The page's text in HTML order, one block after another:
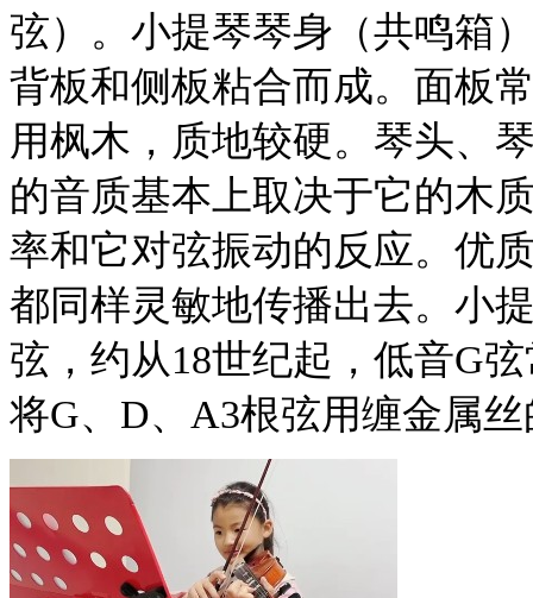
弦）。小提琴琴身（共鸣箱
背板和侧板粘合而成。面板
用枫木，质地较硬。琴头、
的音质基本上取决于它的木
率和它对弦振动的反应。优
都同样灵敏地传播出去。小
弦，约从18世纪起，低音G
将G、D、A3根弦用缠金属